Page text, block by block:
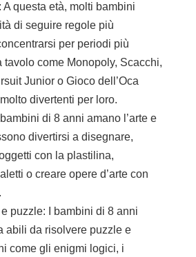
questa età, molti bambini
di seguire regole più
per periodi più
tavolo come Monopoly, Scacchi,
Junior o Gioco dell’Oca
divertenti per loro.
di 8 anni amano l’arte e
divertirsi a disegnare,
con la plastilina,
o creare opere d’arte con
puzzle: I bambini di 8 anni
abili da risolvere puzzle e
come gli enigmi logici, i